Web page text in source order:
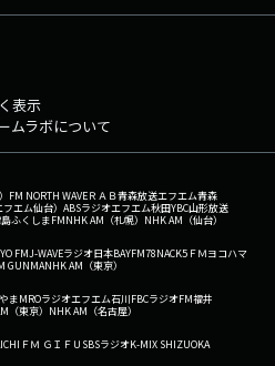
表示
ムラボについて
FM NORTH WAVEＲＡＢ青森放送エフエム青森
エム仙台） ABSラジオエフエム秋田YBC山形放送
ふくしまFMNHK AM（札幌） NHK AM（仙台）
FMJ-WAVEラジオ日本BAYFM78NACK5 ＦＭヨコハマ
GUNMANHK AM（東京）
まMROラジオエフエム石川FBCラジオFM福井
（東京） NHK AM（名古屋）
ＦＭ ＧＩＦＵ SBSラジオK-MIX SHIZUOKA